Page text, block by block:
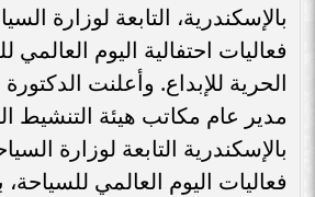
بالإسكندرية، التابعة لوزارة
فعاليات احتفالية اليوم العالمي
الحرية للإبداع. وأعلنت
مدير عام مكاتب هيئة التنشيط
بالإسكندرية التابعة لوزارة
فعاليات اليوم العالمي للسياحة،